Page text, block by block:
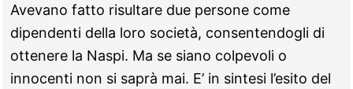
Avevano fatto risultare due persone come
dipendenti della loro società, consentendogli di
ottenere la Naspi. Ma se siano colpevoli o
innocenti non si saprà mai. E’ in sintesi l’esito del